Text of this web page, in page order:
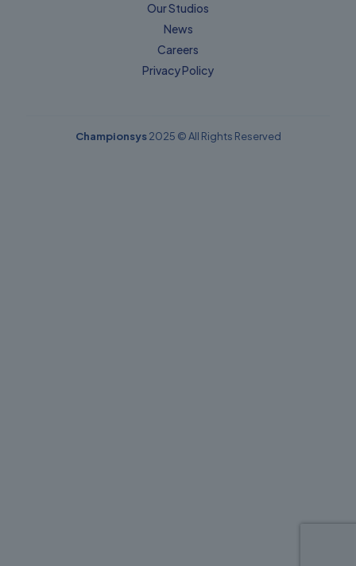
Our Studios
News
Careers
Privacy Policy​
Championsys2025 © All Rights Reserved